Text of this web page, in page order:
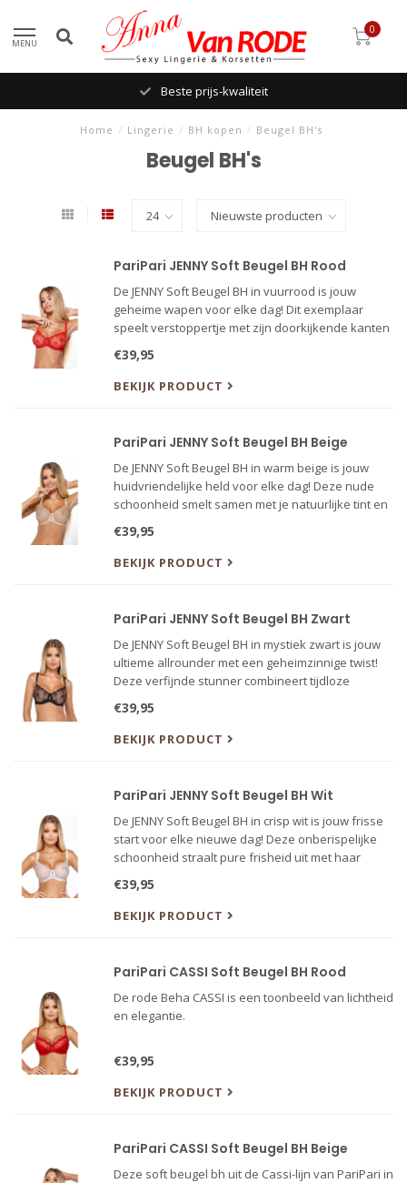
MENU
0
Beste prijs-kwaliteit
Home / Lingerie / BH kopen / Beugel BH's
Beugel BH's
PariPari JENNY Soft Beugel BH Rood
De JENNY Soft Beugel BH in vuurrood is jouw
geheime wapen voor elke dag! Dit exemplaar
speelt verstoppertje met zijn doorkijkende kanten
omhelzen. Het borduurwerk danst over de cups
terwijl jij door je dag zweef
€39,95
BEKIJK PRODUCT
PariPari JENNY Soft Beugel BH Beige
De JENNY Soft Beugel BH in warm beige is jouw
huidvriendelijke held voor elke dag! Deze nude
schoonheid smelt samen met je natuurlijke tint en
€39,95
BEKIJK PRODUCT
PariPari JENNY Soft Beugel BH Zwart
De JENNY Soft Beugel BH in mystiek zwart is jouw
ultieme allrounder met een geheimzinnige twist!
Deze verfijnde stunner combineert tijdloze
Perfect voor elke gelegenheid – van
bestuurskamer tot slaapkamer.
€39,95
BEKIJK PRODUCT
PariPari JENNY Soft Beugel BH Wit
De JENNY Soft Beugel BH in crisp wit is jouw frisse
start voor elke nieuwe dag! Deze onberispelijke
schoonheid straalt pure frisheid uit met haar
op bloemblaadjes.
€39,95
BEKIJK PRODUCT
PariPari CASSI Soft Beugel BH Rood
De rode Beha CASSI is een toonbeeld van lichtheid
en elegantie.
€39,95
BEKIJK PRODUCT
PariPari CASSI Soft Beugel BH Beige
Deze soft beugel bh uit de Cassi-lijn van PariPari in